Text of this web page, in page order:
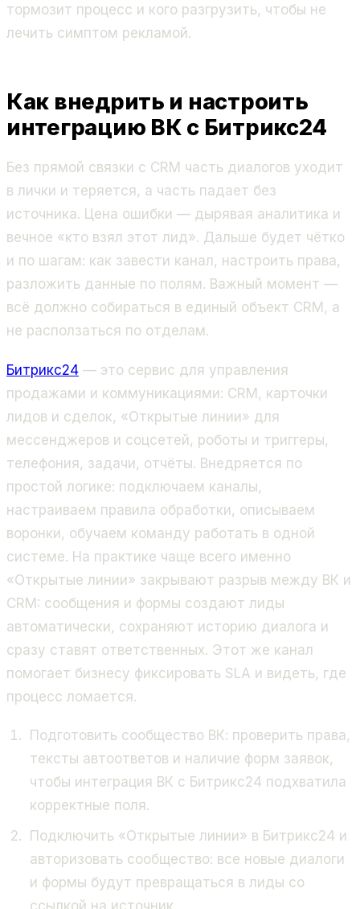
тормозит процесс и кого разгрузить, чтобы не
лечить симптом рекламой.
Как внедрить и настроить
интеграцию ВК с Битрикс24
Без прямой связки с CRM часть диалогов уходит
в лички и теряется, а часть падает без
источника. Цена ошибки — дырявая аналитика и
вечное «кто взял этот лид». Дальше будет чётко
и по шагам: как завести канал, настроить права,
разложить данные по полям. Важный момент —
всё должно собираться в единый объект CRM, а
не расползаться по отделам.
Битрикс24 — это сервис для управления
продажами и коммуникациями: CRM, карточки
лидов и сделок, «Открытые линии» для
мессенджеров и соцсетей, роботы и триггеры,
телефония, задачи, отчёты. Внедряется по
простой логике: подключаем каналы,
настраиваем правила обработки, описываем
воронки, обучаем команду работать в одной
системе. На практике чаще всего именно
«Открытые линии» закрывают разрыв между ВК и
CRM: сообщения и формы создают лиды
автоматически, сохраняют историю диалога и
сразу ставят ответственных. Этот же канал
помогает бизнесу фиксировать SLA и видеть, где
процесс ломается.
Подготовить сообщество ВК: проверить права,
тексты автоответов и наличие форм заявок,
чтобы интеграция ВК с Битрикс24 подхватила
корректные поля.
Подключить «Открытые линии» в Битрикс24 и
авторизовать сообщество: все новые диалоги
и формы будут превращаться в лиды со
ссылкой на источник.